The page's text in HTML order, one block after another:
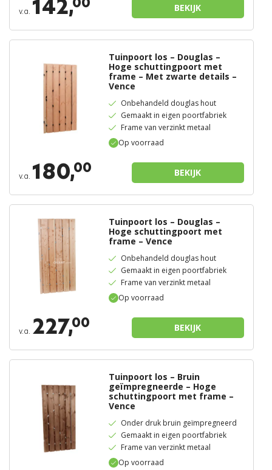
v.a. 142, BEKIJK
Op voorraad
Tuinpoort los – Douglas –
Hoge schuttingpoort met
frame – Met zwarte details –
Vence
Onbehandeld douglas hout
Gemaakt in eigen poortfabriek
Frame van verzinkt metaal
v.a. 180,00 BEKIJK
Op voorraad
Tuinpoort los – Douglas –
Hoge schuttingpoort met
frame – Vence
Onbehandeld douglas hout
Gemaakt in eigen poortfabriek
Frame van verzinkt metaal
v.a. 227,00 BEKIJK
Op voorraad
Tuinpoort los – Bruin
geïmpregneerde – Hoge
schuttingpoort met frame –
Vence
Onder druk bruin geïmpregneerd
Gemaakt in eigen poortfabriek
Frame van verzinkt metaal